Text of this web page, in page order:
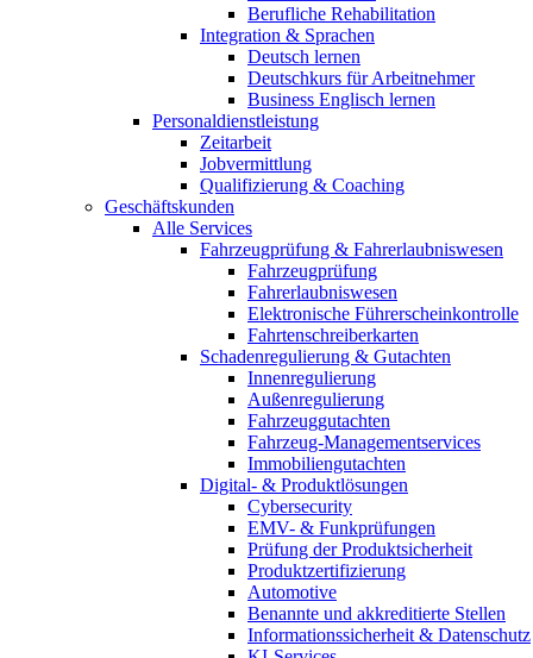
Berufliche Rehabilitation
Integration & Sprachen
Deutsch lernen
Deutschkurs für Arbeitnehmer
Business Englisch lernen
Personaldienstleistung
Zeitarbeit
Jobvermittlung
Qualifizierung & Coaching
Geschäftskunden
Alle Services
Fahrzeugprüfung & Fahrerlaubniswesen
Fahrzeugprüfung
Fahrerlaubniswesen
Elektronische Führerscheinkontrolle
Fahrtenschreiberkarten
Schadenregulierung & Gutachten
Innenregulierung
Außenregulierung
Fahrzeuggutachten
Fahrzeug-Managementservices
Immobiliengutachten
Digital- & Produktlösungen
Cybersecurity
EMV- & Funkprüfungen
Prüfung der Produktsicherheit
Produktzertifizierung
Automotive
Benannte und akkreditierte Stellen
Informationssicherheit & Datenschutz